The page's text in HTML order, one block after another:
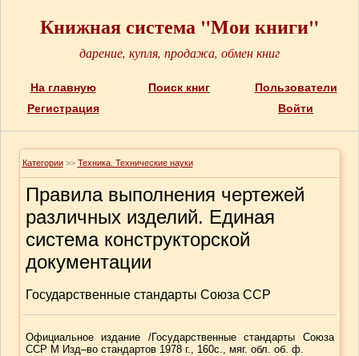
Книжная система "Мои книги"
дарение, купля, продажа, обмен книг
На главную Поиск книг
Пользователи
Регистрация
Войти
Категории >> Техника. Технические науки
Правила выполнения чертежей
различных изделий. Единая
система конструкторской
документации
Государственные стандарты Союза ССР
Официальное издание /Государственные стандарты Союза
ССР М Изд–во стандартов 1978 г., 160с., мяг. обл. об. ф.